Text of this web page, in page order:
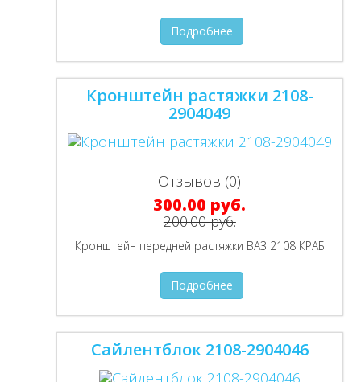
Подробнее
Кронштейн растяжки 2108-
2904049
Отзывов (0)
300.00 руб.
200.00 руб.
Кронштейн передней растяжки ВАЗ 2108 КРАБ
Подробнее
Сайлентблок 2108-2904046